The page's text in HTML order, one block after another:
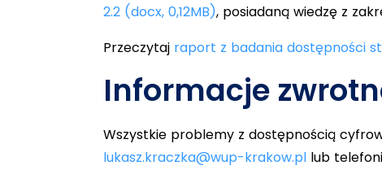
2.2 (docx, 0,12MB), posiadaną wiedzę z
Przeczytaj raport z badania dostępności
Informacje
Wszystkie problemy z dostępnością
lukasz.kraczka@wup-krakow.pl lub